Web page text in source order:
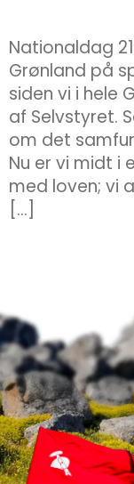
Nationaldag
Grønland på
siden vi i hele
af Selvstyret.
om det
Nu er vi midt i
med loven; vi
[…]